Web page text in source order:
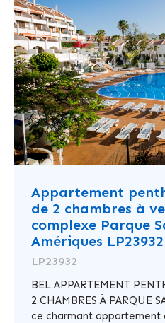
Appartement
de 2 chambres à
complexe Parque
Amériques LP23932
LP23932
BEL APPARTEMENT
2 CHAMBRES À PARQUE
ce charmant appartement